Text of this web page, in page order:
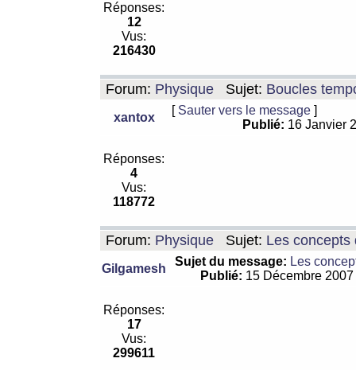
Réponses:
12
Vus:
216430
Forum: Physique Sujet: Boucles
xantox
[ Sauter vers le message ]
Publié: 16 Janvier
Réponses:
4
Vus:
118772
Forum: Physique Sujet: Les concepts
Gilgamesh
Sujet du message: Les
Publié: 15 Décembre
Réponses:
17
Vus:
299611